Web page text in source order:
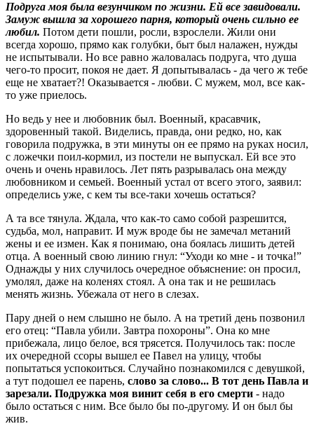
Подруга моя была везунчиком по жизни. Ей все завидовали.
Замуж вышла за хорошего парня, который очень сильно ее
любил. Потом дети пошли, росли, взрослели. Жили они
всегда хорошо, прямо как голубки, быт был налажен, нужды
не испытывали. Но все равно жаловалась подруга, что душа
чего-то просит, покоя не дает. Я допытывалась - да чего ж тебе
еще не хватает?! Оказывается - любви. С мужем, мол, все как-
то уже приелось.
Но ведь у нее и любовник был. Военный, красавчик,
здоровенный такой. Виделись, правда, они редко, но, как
говорила подружка, в эти минуты он ее прямо на руках носил,
с ложечки поил-кормил, из постели не выпускал. Ей все это
очень и очень нравилось. Лет пять разрывалась она между
любовником и семьей. Военный устал от всего этого, заявил:
определись уже, с кем ты все-таки хочешь остаться?
А та все тянула. Ждала, что как-то само собой разрешится,
судьба, мол, направит. И муж вроде бы не замечал метаний
жены и ее измен. Как я понимаю, она боялась лишить детей
отца. А военный свою линию гнул: “Уходи ко мне - и точка!”
Однажды у них случилось очередное объяснение: он просил,
умолял, даже на коленях стоял. А она так и не решилась
менять жизнь. Убежала от него в слезах.
Пару дней о нем слышно не было. А на третий день позвонил
его отец: “Павла убили. Завтра похороны”. Она ко мне
прибежала, лицо белое, вся трясется. Получилось так: после
их очередной ссоры вышел ее Павел на улицу, чтобы
попытаться успокоиться. Случайно познакомился с девушкой,
а тут подошел ее парень, слово за слово... В тот день Павла и
зарезали. Подружка моя винит себя в его смерти - надо
было остаться с ним. Все было бы по-другому. И он был бы
жив.